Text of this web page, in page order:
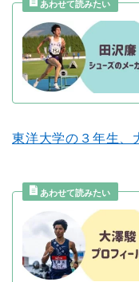
東洋大学の３年生、